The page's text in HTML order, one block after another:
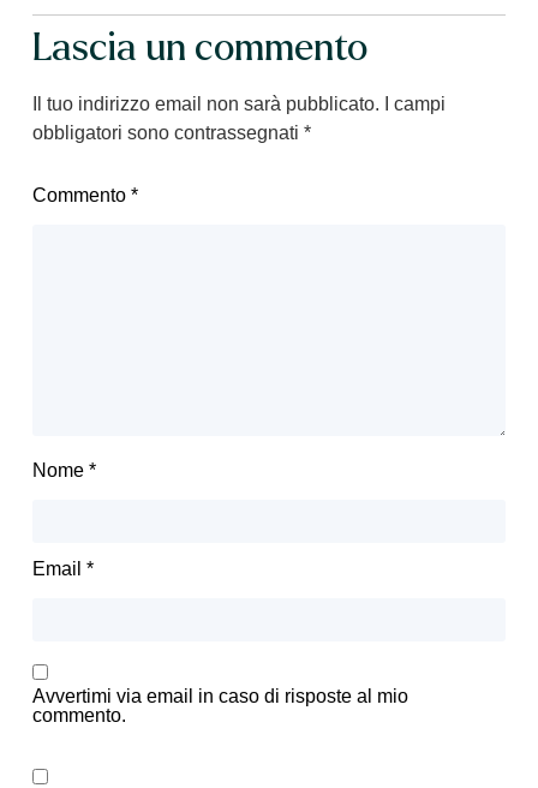
Lascia un commento
Il tuo indirizzo email non sarà pubblicato.
I campi
obbligatori sono contrassegnati *
Commento *
Nome *
Email *
Avvertimi via email in caso di risposte al mio
commento.